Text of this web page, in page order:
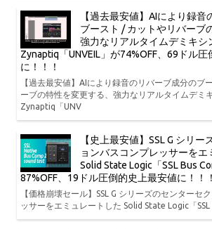
【過去最安値】AIにより録
ブースト / カットやリバーブ
強力なリアルタイムデミキシ
Zynaptiq「UNVEIL」が74%OFF、69ドル圧
に！！！
【過去最安値】AIにより録音のリバーブ成分のブ
ーブの特性を変更する、強力なリアルタイムデミ
Zynaptiq「UNV
【史上最安値】SSL G シリ
ョンバスコンプレッサーをエ
Solid State Logic「SSL Bus
87%OFF、19ドル圧倒的史上最安値に！！！
【価格崩壊セール】SSL G シリーズのセンターセ
ッサーをエミュレートした Solid State Logic「